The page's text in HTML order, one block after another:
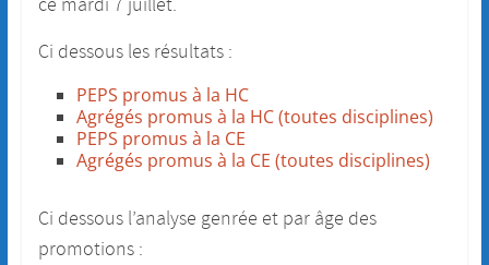
ce mardi 7 juillet.
Ci dessous les résultats :
PEPS promus à la HC
Agrégés promus à la HC (toutes disciplines)
PEPS promus à la CE
Agrégés promus à la CE (toutes disciplines)
Ci dessous l’analyse genrée et par âge des
promotions :